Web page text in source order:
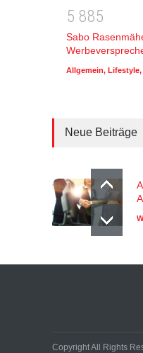
5 885
Sabo
Allgemein, Lifestyle,
Neue Beiträge
Copyright All Rights